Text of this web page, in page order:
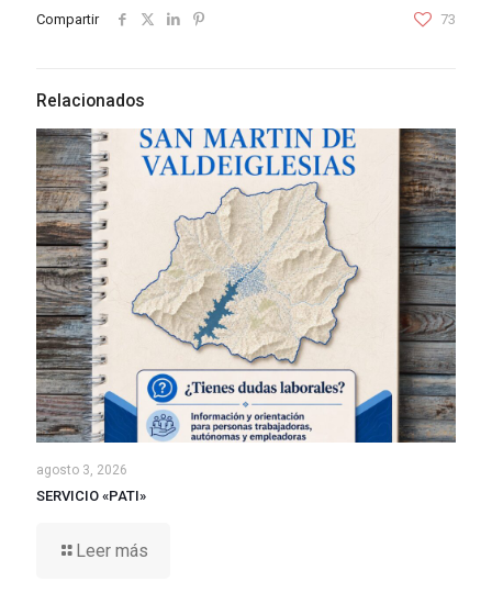
Compartir 73
Relacionados
agosto 3, 2026
SERVICIO «PATI»
Leer más